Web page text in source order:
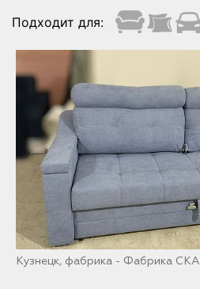
Подходит для:
Кузнецк, фабрика - Фабрика СКА